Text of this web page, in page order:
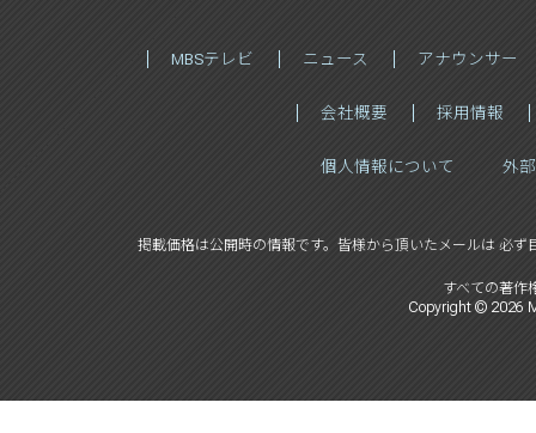
MBSテレビ ニュース アナウンサー
会社概要 採用情報
個人情報について 外
掲載価格は公開時の情報です。皆様から頂いたメールは 必ず
すべての著作
Copyright © 2026